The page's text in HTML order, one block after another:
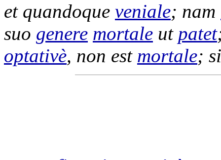
et quandoque veniale; nam
suo genere mortale ut patet
optativè, non est mortale; si